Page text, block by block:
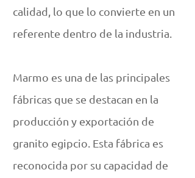
calidad, lo que lo convierte en un
referente dentro de la industria.
Marmo es una de las principales
fábricas que se destacan en la
producción y exportación de
granito egipcio. Esta fábrica es
reconocida por su capacidad de